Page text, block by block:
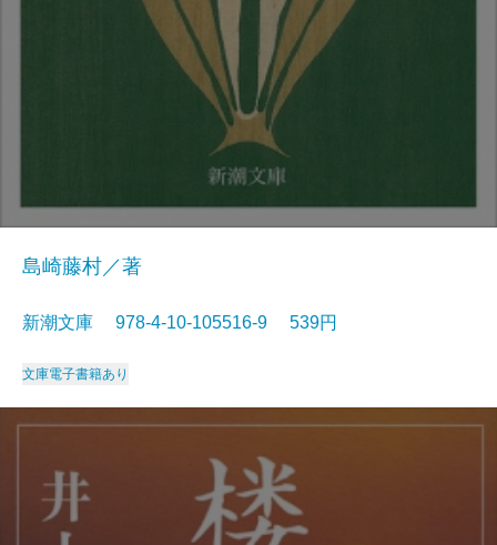
島崎藤村／著
新潮文庫 978-4-10-105516-9 539円
文庫電子書籍あり